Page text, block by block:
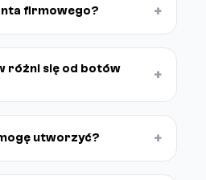
firmowego? +
różni się od botów
+
utworzyć? +